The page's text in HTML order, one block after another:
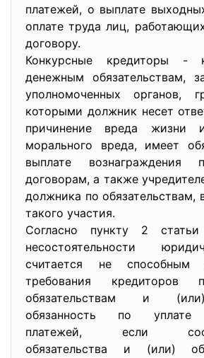
платежей, о выплате
оплате труда лиц,
договору.
Конкурсные кредиторы -
денежным обязательствам,
уполномоченных органов,
которыми должник несет
причинение вреда жизни
морального вреда, имеет
выплате вознаграждения
договорам, а также
должника по
такого участия.
Согласно пункту 2
несостоятельности
считается не способным
требования кредиторов
обязательствам и
обязанность по уплате
платежей, если
обязательства и (или)